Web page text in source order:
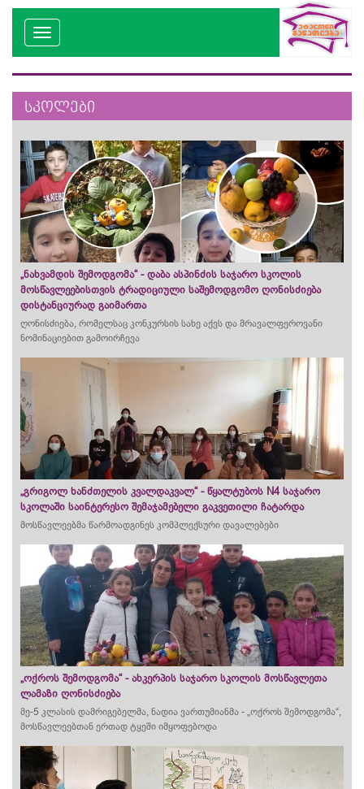
სკოლები
„ნახვამდის შემოდგომა“ - დაბა ასპინძის საჯარო სკოლის
მოსწავლეებისთვის ტრადიციული საშემოდგომო ღონისძიება
დისტანციურად გაიმართა
ღონისძიება, რომელსაც კონკურსის სახე აქვს და მრავალფეროვანი
ნომინაციებით გამოირჩევა
„გრიგოლ ხანძთელის კვალდაკვალ“ - წყალტუბოს N4 საჯარო
სკოლაში საინტერესო შემაჯამებელი გაკვეთილი ჩატარდა
მოსწავლეებმა წარმოადგინეს კომპლექსური დავალებები
„ოქროს შემოდგომა“ - ახკერპის საჯარო სკოლის მოსწავლეთა
ლამაზი ღონისძიება
მე-5 კლასის დამრიგებელმა, ნადია ვართუმიანმა - „ოქროს შემოდგომა“,
მოსწავლეებთან ერთად ტყეში იმყოფებოდა